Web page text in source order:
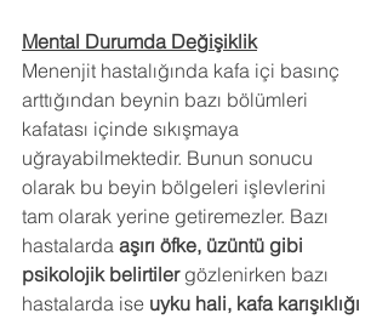
Mental Durumda Değişiklik
Menenjit hastalığında kafa içi basınç
arttığından beynin bazı bölümleri
kafatası içinde sıkışmaya
uğrayabilmektedir. Bunun sonucu
olarak bu beyin bölgeleri işlevlerini
tam olarak yerine getiremezler. Bazı
hastalarda aşırı öfke, üzüntü gibi
psikolojik belirtiler gözlenirken bazı
hastalarda ise uyku hali, kafa karışıklığı